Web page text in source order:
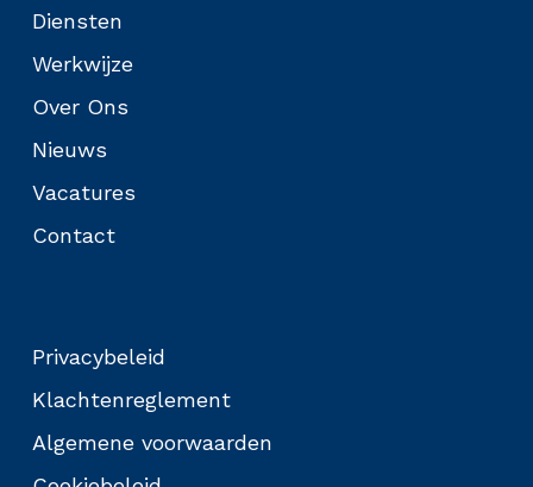
Diensten
Werkwijze
Over Ons
Nieuws
Vacatures
Contact
Privacybeleid
Klachtenreglement
Algemene voorwaarden